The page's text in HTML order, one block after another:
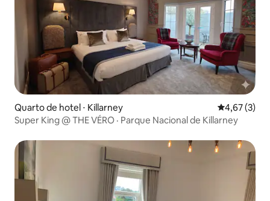
Quarto de hotel ⋅ Killarney 4,67 de
4,67 (3)
Super King @ THE VÉRO · Parque Nacional de Killarney